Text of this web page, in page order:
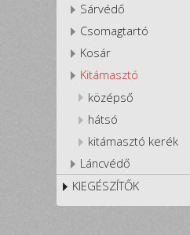
Sárvédő
Csomagtartó
Kosár
Kitámasztó
középső
hátsó
kitámasztó kerék
Láncvédő
KIEGÉSZÍTŐK